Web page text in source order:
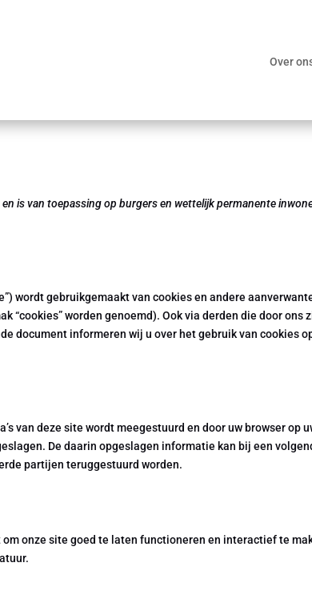
Over
is van toepassing op burgers en wettelijk permanente
wordt gebruikgemaakt van cookies en andere
“cookies” worden genoemd). Ook via derden die door ons
document informeren wij u over het gebruik van cookies
van deze site wordt meegestuurd en door uw browser op
De daarin opgeslagen informatie kan bij een
partijen teruggestuurd worden.
onze site goed te laten functioneren en interactief te